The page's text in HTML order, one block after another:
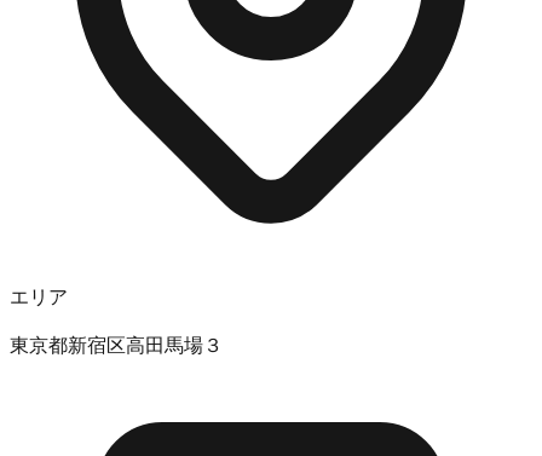
エリア
東京都新宿区高田馬場３